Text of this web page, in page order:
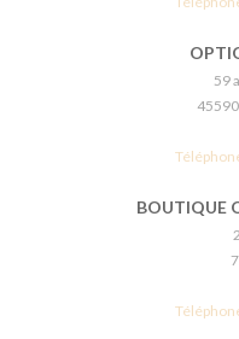
59
BOUTIQUE